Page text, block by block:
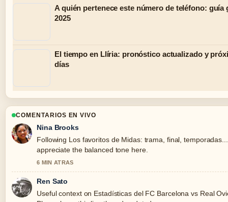
A quién pertenece este número de teléfono: guía
2025
El tiempo en Llíria: pronóstico actualizado y
días
COMENTARIOS EN VIVO
Nina Brooks
Following Los favoritos de Midas: trama, final,
appreciate the balanced tone here.
6 MIN ATRAS
Ren Sato
Useful context on Estadísticas del FC Barcelona vs Real